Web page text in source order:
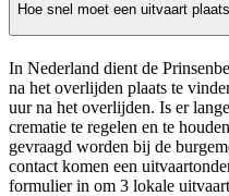
Hoe snel moet een uitvaart
In Nederland dient de
na het overlijden plaats te
uur na het overlijden. Is er
crematie te regelen en te
gevraagd worden bij de
contact komen een
formulier in om 3 lokale